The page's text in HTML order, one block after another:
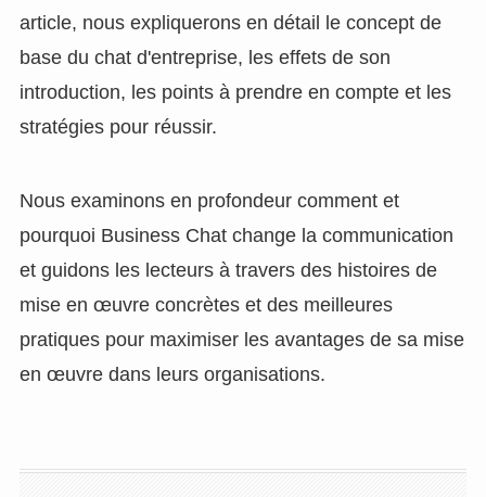
article, nous expliquerons en détail le concept de
base du chat d'entreprise, les effets de son
introduction, les points à prendre en compte et les
stratégies pour réussir.
Nous examinons en profondeur comment et
pourquoi Business Chat change la communication
et guidons les lecteurs à travers des histoires de
mise en œuvre concrètes et des meilleures
pratiques pour maximiser les avantages de sa mise
en œuvre dans leurs organisations.